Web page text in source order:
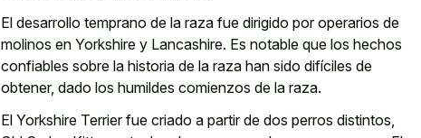
El desarrollo temprano de la raza fue dirigido por operarios de
molinos en Yorkshire y Lancashire. Es notable que los hechos
confiables sobre la historia de la raza han sido difíciles de
obtener, dado los humildes comienzos de la raza.
El Yorkshire Terrier fue criado a partir de dos perros distintos,